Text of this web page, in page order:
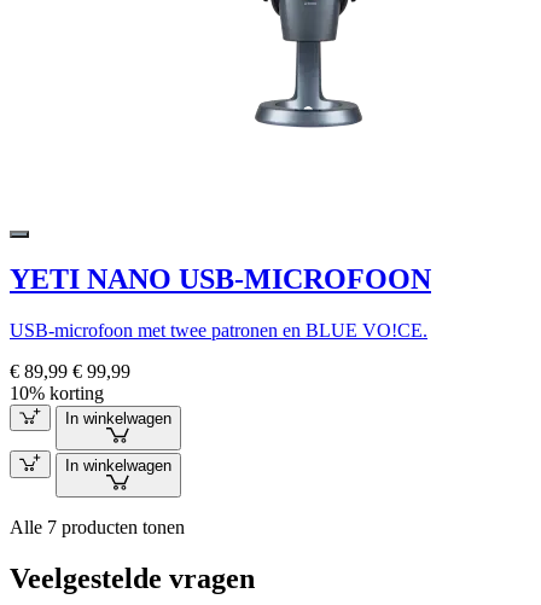
YETI NANO USB-MICROFOON
USB-microfoon met twee patronen en BLUE VO!CE.
€ 89,99 € 99,99
10% korting
In winkelwagen
In winkelwagen
Alle 7 producten tonen
Veelgestelde vragen